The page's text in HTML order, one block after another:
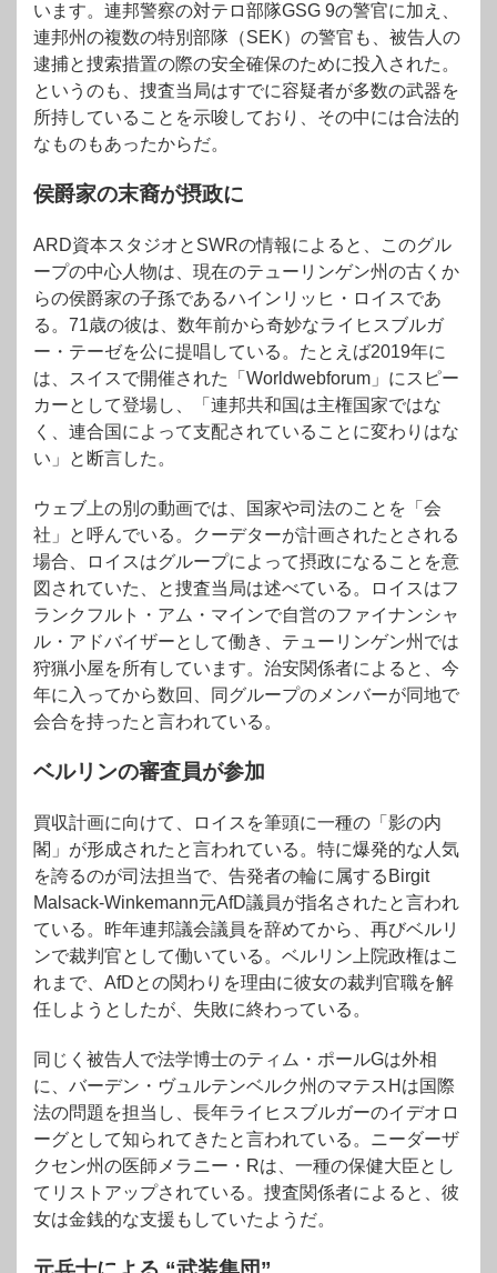
います。連邦警察の対テロ部隊GSG 9の警官に加え、
連邦州の複数の特別部隊（SEK）の警官も、被告人の
逮捕と捜索措置の際の安全確保のために投入された。
というのも、捜査当局はすでに容疑者が多数の武器を
所持していることを示唆しており、その中には合法的
なものもあったからだ。
侯爵家の末裔が摂政に
ARD資本スタジオとSWRの情報によると、このグル
ープの中心人物は、現在のテューリンゲン州の古くか
らの侯爵家の子孫であるハインリッヒ・ロイスであ
る。71歳の彼は、数年前から奇妙なライヒスブルガ
ー・テーゼを公に提唱している。たとえば2019年に
は、スイスで開催された「Worldwebforum」にスピー
カーとして登場し、「連邦共和国は主権国家ではな
く、連合国によって支配されていることに変わりはな
い」と断言した。
ウェブ上の別の動画では、国家や司法のことを「会
社」と呼んでいる。クーデターが計画されたとされる
場合、ロイスはグループによって摂政になることを意
図されていた、と捜査当局は述べている。ロイスはフ
ランクフルト・アム・マインで自営のファイナンシャ
ル・アドバイザーとして働き、テューリンゲン州では
狩猟小屋を所有しています。治安関係者によると、今
年に入ってから数回、同グループのメンバーが同地で
会合を持ったと言われている。
ベルリンの審査員が参加
買収計画に向けて、ロイスを筆頭に一種の「影の内
閣」が形成されたと言われている。特に爆発的な人気
を誇るのが司法担当で、告発者の輪に属するBirgit
Malsack-Winkemann元AfD議員が指名されたと言われ
ている。昨年連邦議会議員を辞めてから、再びベルリ
ンで裁判官として働いている。ベルリン上院政権はこ
れまで、AfDとの関わりを理由に彼女の裁判官職を解
任しようとしたが、失敗に終わっている。
同じく被告人で法学博士のティム・ポールGは外相
に、バーデン・ヴュルテンベルク州のマテスHは国際
法の問題を担当し、長年ライヒスブルガーのイデオロ
ーグとして知られてきたと言われている。ニーダーザ
クセン州の医師メラニー・Rは、一種の保健大臣とし
てリストアップされている。捜査関係者によると、彼
女は金銭的な支援もしていたようだ。